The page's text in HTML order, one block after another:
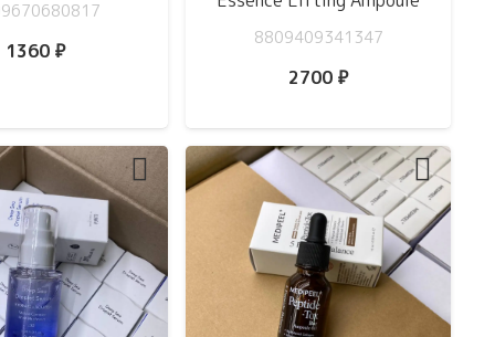
1360 ₽
8809409341347
2700 ₽